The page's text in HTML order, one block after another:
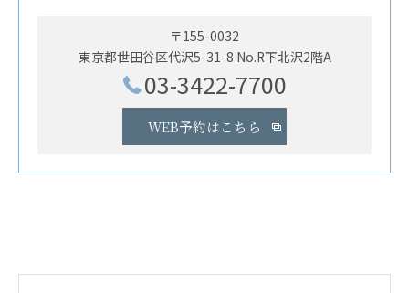
〒155-0032
東京都世田谷区代沢5-31-8 No.R下北沢2階A
03-3422-7700
WEB予約はこちら